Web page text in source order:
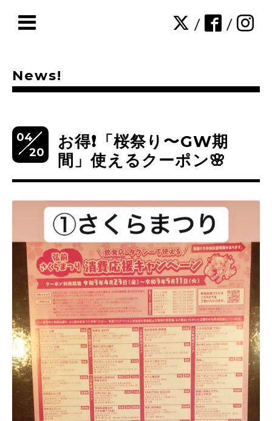
/ /
News!
04
20
お得❗️「桜祭り〜GW期
間」使えるクーポン🌸